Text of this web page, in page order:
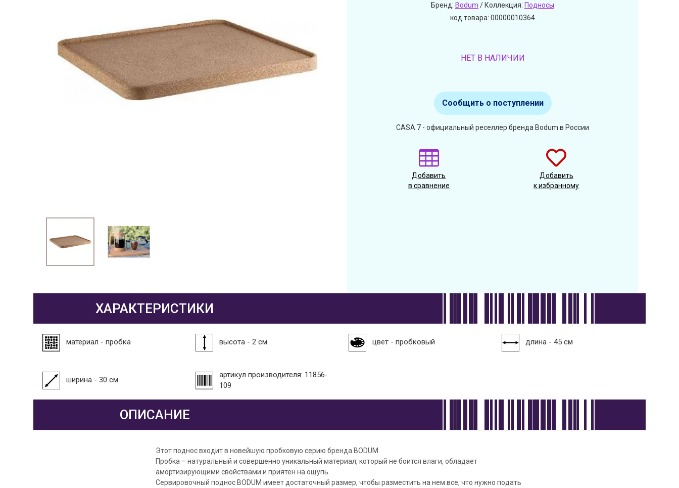
Бренд: Bodum / Коллекция: Подносы
код товара: 00000010364
НЕТ В НАЛИЧИИ
Сообщить о поступлении
CASA 7 - официальный реселлер бренда Bodum в России
Добавить
в сравнение
Добавить
к избранному
ХАРАКТЕРИСТИКИ
материал - пробка высота - 2 см цвет - пробковый длина - 45 см
ширина - 30 см
артикул производителя: 11856-
109
ОПИСАНИЕ
Этот поднос входит в новейшую пробковую серию бренда BODUM.
Пробка – натуральный и совершенно уникальный материал, который не боится влаги, обладает
амортизирующими свойствами и приятен на ощупь.
Сервировочный поднос BODUM имеет достаточный размер, чтобы разместить на нем все, что нужно подать